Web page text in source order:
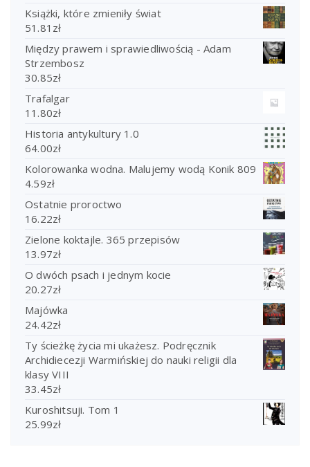
Książki, które zmieniły świat
51.81 zł
Między prawem i sprawiedliwością - Adam
Strzembosz
30.85zł
Trafalgar
11.80zł
Historia antykultury 1.0
64.00zł
Kolorowanka wodna. Malujemy wodą Konik 809
4.59zł
Ostatnie proroctwo
16.22zł
Zielone koktajle. 365 przepisów
13.97zł
O dwóch psach i jednym kocie
20.27zł
Majówka
24.42zł
Ty ścieżkę życia mi ukażesz. Podręcznik
Archidiecezji Warmińskiej do nauki religii dla
klasy VIII
33.45zł
Kuroshitsuji. Tom 1
25.99zł